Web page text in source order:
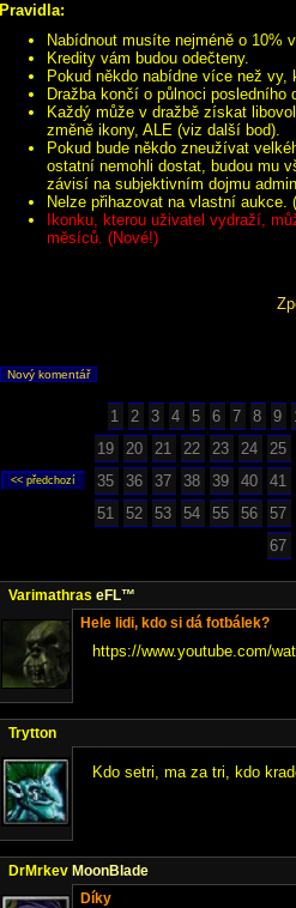
Pravidla:
Nabídnout musíte nejméně o
Kredity vám budou odečteny.
Pokud někdo nabídne více než
Dražba končí o půlnoci posledního
Každý může v dražbě získat
změně ikony, ALE (viz další bod).
Pokud bude někdo zneužívat
ostatní nemohli dostat, budou mu
závisí na subjektivním dojmu
Nelze přihazovat na vlastní aukce.
Ikonku, kterou uživatel vydraží,
měsíců. (Nové!)
Nový komentář
1 2 3 4 5 6 7 8 9
19
20 21 22 23 24
25
35
36 37 38 39 40
41
51
52 53 54 55 56
57
67
Varimathras eFL™
Hele lidi, kdo si dá fotbálek?
https://www.youtube.com/
Trytton
Kdo setri, ma za tri, kdo
DrMrkev MoonBlade
Díky